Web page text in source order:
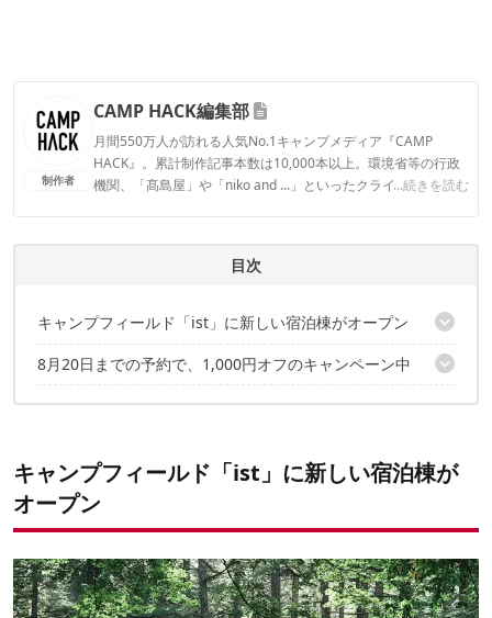
制作者
CAMP HACK編集部
月間550万人が訪れる人気No.1キャンプメディア『CAMP
HACK』。累計制作記事本数は10,000本以上。環境省等の行政
機関、「髙島屋」や「niko and ...」といったクライアントとの
...続きを読む
CAMP HACK編集部のプロフィール
目次
キャンプフィールド「ist」に新しい宿泊棟がオープン
居心地の良いタイニーハウス「hut」
8月20日までの予約で、1,000円オフのキャンペーン中
キャンプフィールド「ist」に新しい宿泊棟が
オープン